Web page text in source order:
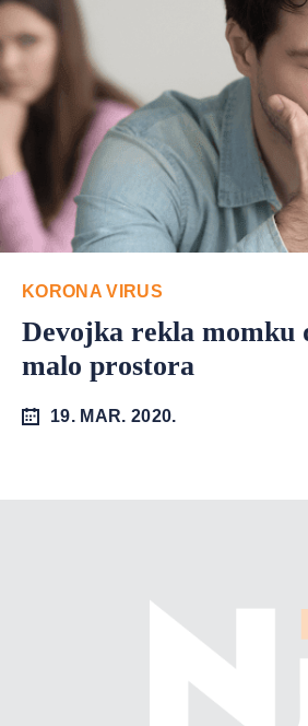
KORONA VIRUS
Devojka rekla momku
malo prostora
19. MAR. 2020.